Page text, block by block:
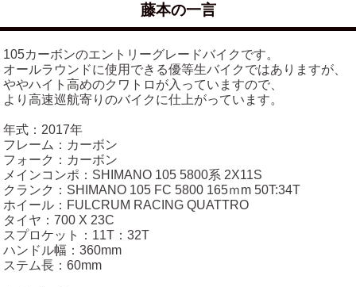
藤本の一言
105カーボンのエントリーグレードバイクです。
オールラウンドに使用できる優等生バイクではありますが、
ややハイト高めのクワトロが入っていますので、
より高速巡航寄りのバイクに仕上がっています。
年式：2017年
フレーム：カーボン
フォーク：カーボン
メインコンポ：SHIMANO 105 5800系 2X11S
クランク：SHIMANO 105 FC 5800 165ｍm 50T:34T
ホイール：FULCRUM RACING QUATTRO
タイヤ：700 X 23C
スプロケット：11T：32T
ハンドル幅：360mm
ステム長：60mm